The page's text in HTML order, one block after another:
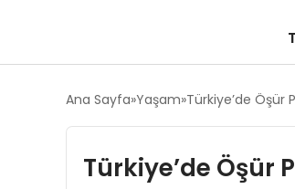
Ana Sayfa Yaşam Türkiye’de Öşür
Türkiye’de Öşür